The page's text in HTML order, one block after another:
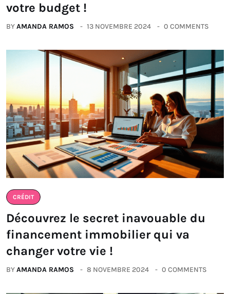
votre budget !
BYAMANDA RAMOS 13 NOVEMBRE 2024 0 COMMENTS
CRÉDIT
Découvrez le secret inavouable du
financement immobilier qui va
changer votre vie !
BYAMANDA RAMOS 8 NOVEMBRE 2024 0 COMMENTS